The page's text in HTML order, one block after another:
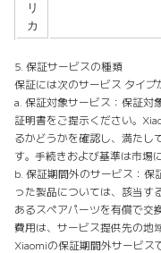
リ
カ
5. 保証サービスの種類
保証には次のサービス タイプ
a. 保証対象サービス：保証対
証明書をご提示ください。
るかどうかを確認し、満たし
す。手続きおよび基準は市場
b. 保証期間外のサービス：保
った製品については、該当す
あるスペアパーツを有償で交
費用は、サービス提供先の地
Xiaomiの保証期間外サービス